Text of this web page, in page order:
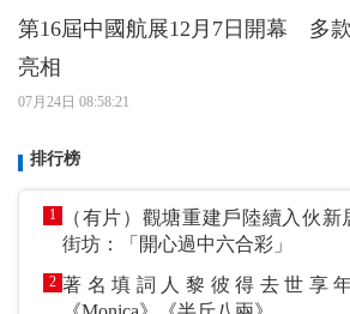
第16屆中國航展12月7日開幕 多
亮相
07月24日 08:58:21
排行榜
1
（有片）觀塘重建戶陸續入伙
街坊：「開心過中六合彩」
2 著名填詞人黎彼得去世享